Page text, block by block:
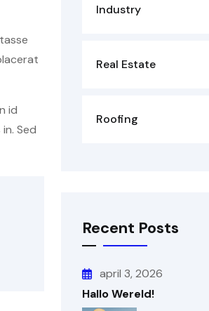
id
Sed
Industry
Real Estate
Roofing
Recent Posts
april 3, 2026
Hallo Wereld!